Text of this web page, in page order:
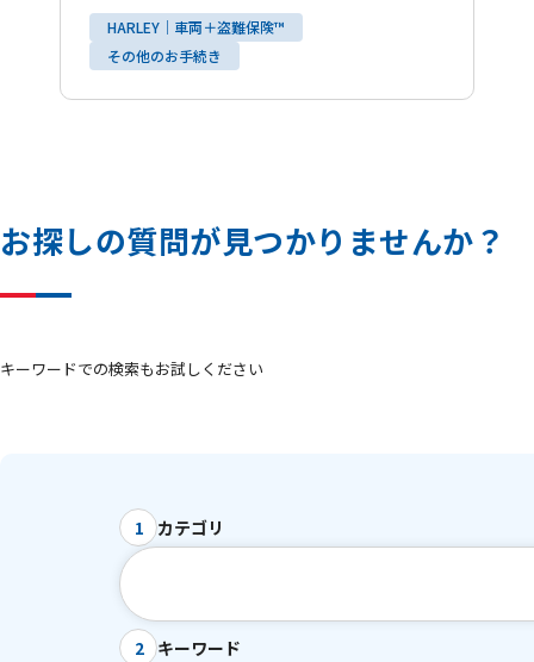
HARLEY｜車両＋盗難保険™
その他のお手続き
お探しの質問が見つかり ませんか？
キーワードでの検索もお試しください
1 カテゴリ
2 キーワード